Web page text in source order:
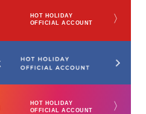
HOT HOLIDAY
OFFICIAL ACCOUNT
〉
HOT HOLIDAY
OFFICIAL ACCOUNT
〉